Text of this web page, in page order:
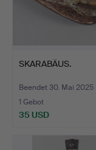
SKARABÄUS.
Beendet 30. Mai 2025
1 Gebot
35 USD